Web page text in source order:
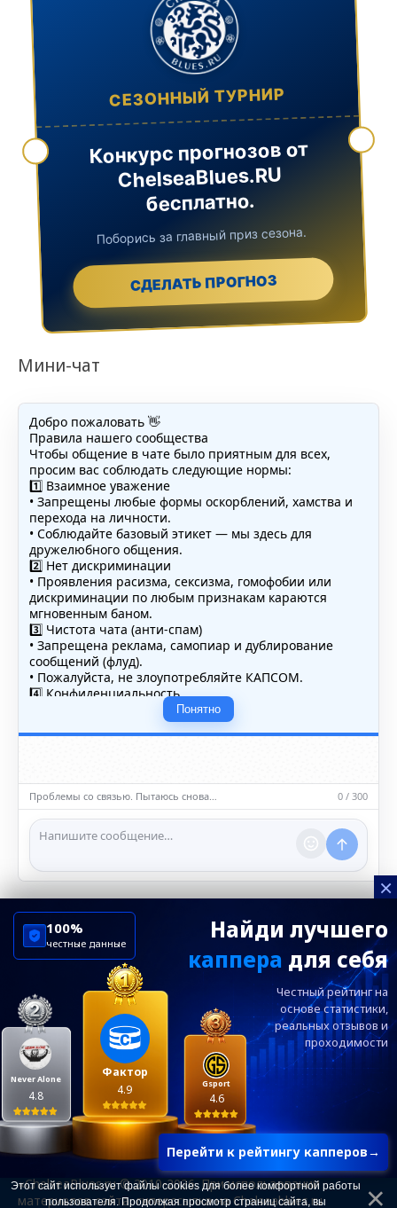
СЕЗОННЫЙ ТУРНИР
Конкурс прогнозов от
ChelseaBlues.RU
бесплатно.
Поборись за главный приз сезона.
СДЕЛАТЬ ПРОГНОЗ
Мини-чат
Добро пожаловать 👋
Правила нашего сообщества
Чтобы общение в чате было приятным для всех,
просим вас соблюдать следующие нормы:
1️⃣ Взаимное уважение
• Запрещены любые формы оскорблений, хамства и
перехода на личности.
• Соблюдайте базовый этикет — мы здесь для
дружелюбного общения.
2️⃣ Нет дискриминации
• Проявления расизма, сексизма, гомофобии или
дискриминации по любым признакам караются
мгновенным баном.
3️⃣ Чистота чата (анти-спам)
• Запрещена реклама, самопиар и дублирование
сообщений (флуд).
• Пожалуйста, не злоупотребляйте КАПСОМ.
4️⃣ Конфиденциальность
• Не публикуйте личные данные — свои или чужие
(телефоны, адреса, документы).
5️⃣ Уместность контента
насилию.
ℹ️ Модераторы и администраторы вправе удалять
сообщения и ограничивать доступ к чату при
нарушении правил.
Понятно
Проблемы со связью. Пытаюсь снова… 0 / 300
×
Найди лучшего
каппера для себя
Честный рейтинг на
основе статистики,
реальныхотзывов и
проходимости
Перейти к рейтингу капперов→
Фактор
4.9
Never Alone
4.8
Gsport
4.6
100%
честные данные
ChelseaBluesRu
ФК Челси
Посетителям
Информация
Ежевечерний дайджест главных новостей от
редакции ChelseaBlues.ru — подписывайтесь!
«ChelseaBlues.ru © 2010-2026. При использовании
материалов сайта, гиперссылка на Chelseablues.ru
Этот сайт использует файлы cookies для более комфортной работы
пользователя. Продолжая просмотр страниц сайта, вы